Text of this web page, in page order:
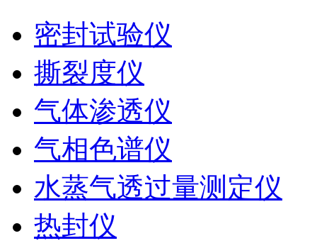
密封试验仪
撕裂度仪
气体渗透仪
气相色谱仪
水蒸气透过量测定仪
热封仪